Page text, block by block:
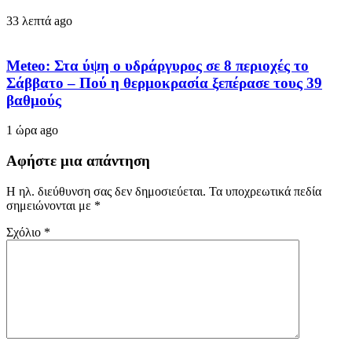
33 λεπτά ago
Meteo: Στα ύψη ο υδράργυρος σε 8 περιοχές το
Σάββατο – Πού η θερμοκρασία ξεπέρασε τους 39
βαθμούς
1 ώρα ago
Αφήστε μια απάντηση
Η ηλ. διεύθυνση σας δεν δημοσιεύεται. Τα υποχρεωτικά πεδία
σημειώνονται με *
Σχόλιο *